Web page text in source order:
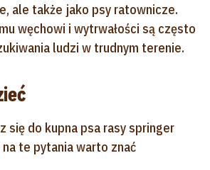
ale także jako psy ratownicze.
węchowi i wytrwałości są często
ludzi w trudnym terenie.
się do kupna psa rasy springer
te pytania warto znać